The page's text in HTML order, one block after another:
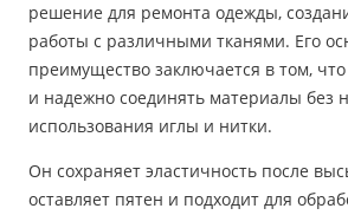
решение для ремонта одежды,
работы с различными тканями. Его
преимущество заключается в том,
и надежно соединять материалы без
использования иглы и нитки.
Он сохраняет эластичность после
оставляет пятен и подходит для